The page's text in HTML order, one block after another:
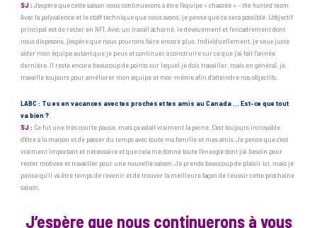
SJ : J’espère que cette saison nous continuerons à être l’équipe « chassée » – the hunted team
Avec la polyvalence et le staff technique que nous avons, je pense que ce sera possible. L’objectif
principal est de rester en NF1. Avec un travail acharné, le dévouement et l’encadrement dont
nous disposons, j’espère que nous pourrons faire encore plus. Individuellement, je veux juste
aider mon équipe autant que je peux et continuer à construire sur ce que j’ai fait l’année
dernière. Il reste encore beaucoup de points sur lequel je dois travailler, mais en général, je
travaille toujours pour améliorer mon équipe et moi-même afin d’atteindre nos objectifs.
LABC : Tu es en vacances avec tes proches et tes amis au Canada … Est-ce que tout
va bien ?
SJ : Ce fut une très courte pause, mais ça valait vraiment la peine. C’est toujours incroyable
d’être à la maison et de passer du temps avec toute ma famille et mes amis. Je pense que c’est
vraiment important et nécessaire et que cela me donne toute l’énergie dont j’ai besoin pour
rester motivée et travailler pour une nouvelle saison. Je prends beaucoup de plaisir ici, mais je
pense qu’il va être temps de revenir et de trouver la meilleure façon de réussir cette prochaine
saison.
J’espère que nous continuerons à vous